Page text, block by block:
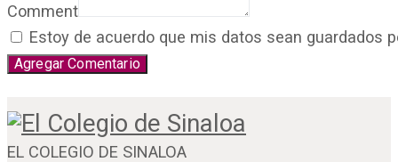
Comment
Estoy de acuerdo que mis datos sean guardados
EL COLEGIO DE SINALOA